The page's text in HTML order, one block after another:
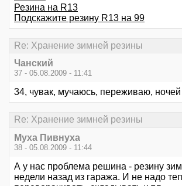
Резина на R13
Подскажите резину R13 на 99
Re: Хранение зимней резины
Чанский
37 - 05.08.2009 - 11:41
34, чувак, мучаюсь, переживаю,
Re: Хранение зимней резины
Myxa Пивнухa
38 - 05.08.2009 - 11:44
А у нас проблема решина - резину
недели назад из гаража. И не надо